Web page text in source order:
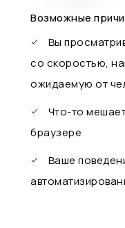
Возможные
Вы
со скоростью,
ожидаемую от
Что-то
браузере
Ваше